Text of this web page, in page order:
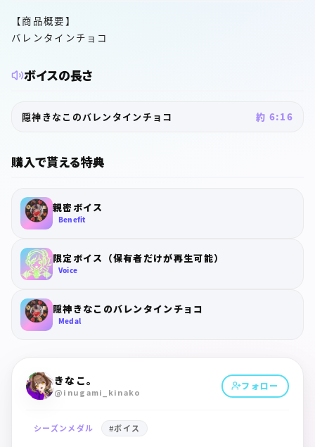
【商品概要】
バレンタインチョコ
ボイスの長さ
隠神きなこのバレンタインチョコ 約 6:16
購入で貰える特典
親密ボイス
Benefit
限定ボイス（保有者だけが再生可能）
Voice
隠神きなこのバレンタインチョコ
Medal
きなこ。
@inugami_kinako
フォロー
シーズンメダル #ボイス